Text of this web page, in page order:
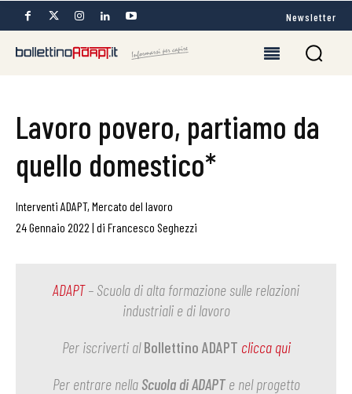
Newsletter
Lavoro povero, partiamo da
quello domestico*
Interventi ADAPT, Mercato del lavoro
24 Gennaio 2022 | di Francesco Seghezzi
ADAPT– Scuola di alta formazione sulle relazioni
industriali e di lavoro
Per iscriverti alBollettino ADAPT clicca qui
Per entrare nella Scuola di ADAPTe nel progetto